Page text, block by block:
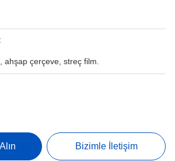
ahşap çerçeve, streç film.
Bizimle İletişim